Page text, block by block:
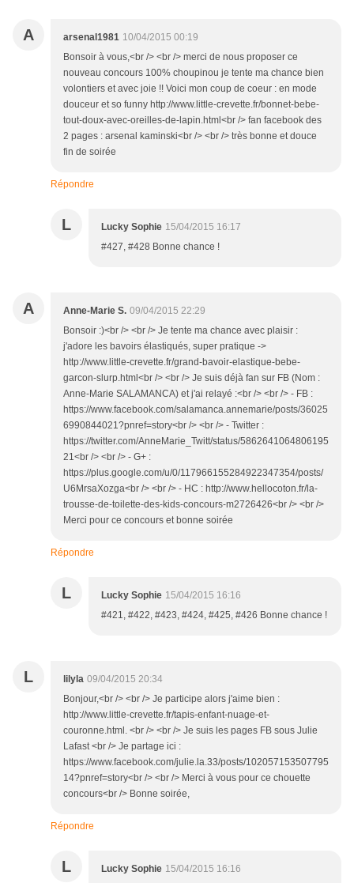
A arsenal1981 10/04/2015 00:19
Bonsoir à vous,<br /> <br /> merci de nous proposer ce
nouveau concours 100% choupinou je tente ma chance bien
volontiers et avec joie !! Voici mon coup de coeur : en mode
douceur et so funny http://www.little-crevette.fr/bonnet-bebe-
tout-doux-avec-oreilles-de-lapin.html<br /> fan facebook des
2 pages : arsenal kaminski<br /> <br /> très bonne et douce
fin de soirée
Répondre
L Lucky Sophie 15/04/2015 16:17
#427, #428 Bonne chance !
A Anne-Marie S. 09/04/2015 22:29
Bonsoir :)<br /> <br /> Je tente ma chance avec plaisir :
j'adore les bavoirs élastiqués, super pratique ->
http://www.little-crevette.fr/grand-bavoir-elastique-bebe-
garcon-slurp.html<br /> <br /> Je suis déjà fan sur FB (Nom :
Anne-Marie SALAMANCA) et j'ai relayé :<br /> <br /> - FB :
https://www.facebook.com/salamanca.annemarie/posts/36025
6990844021?pnref=story<br /> <br /> - Twitter :
https://twitter.com/AnneMarie_Twitt/status/5862641064806195
21<br /> <br /> - G+ :
https://plus.google.com/u/0/117966155284922347354/posts/
U6MrsaXozga<br /> <br /> - HC : http://www.hellocoton.fr/la-
trousse-de-toilette-des-kids-concours-m2726426<br /> <br />
Merci pour ce concours et bonne soirée
Répondre
L Lucky Sophie 15/04/2015 16:16
#421, #422, #423, #424, #425, #426 Bonne chance !
L lilyla 09/04/2015 20:34
Bonjour,<br /> <br /> Je participe alors j'aime bien :
http://www.little-crevette.fr/tapis-enfant-nuage-et-
couronne.html. <br /> <br /> Je suis les pages FB sous Julie
Lafast <br /> Je partage ici :
https://www.facebook.com/julie.la.33/posts/102057153507795
14?pnref=story<br /> <br /> Merci à vous pour ce chouette
concours<br /> Bonne soirée,
Répondre
L Lucky Sophie 15/04/2015 16:16